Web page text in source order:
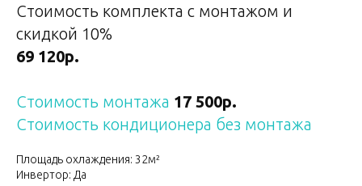
Стоимость комплекта с монтажом и
скидкой 10%
69 120р.
Стоимость монтажа 17 500р.
Стоимость кондиционера без монтажа
Площадь охлаждения: 32м²
Инвертор: Да